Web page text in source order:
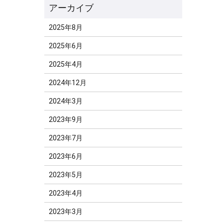
2025年8月
2025年6月
2025年4月
2024年12月
2024年3月
2023年9月
2023年7月
2023年6月
2023年5月
2023年4月
2023年3月